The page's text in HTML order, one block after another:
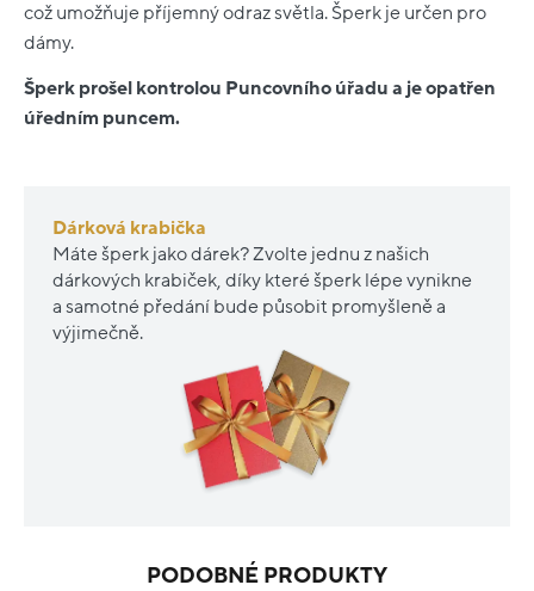
což umožňuje příjemný odraz světla. Šperk je určen pro
dámy.
Šperk prošel kontrolou Puncovního úřadu a je opatřen
úředním puncem.
Dárková krabička
Máte šperk jako dárek? Zvolte jednu z našich
dárkových krabiček, díky které šperk lépe vynikne
a samotné předání bude působit promyšleně a
výjimečně.
PODOBNÉ PRODUKTY